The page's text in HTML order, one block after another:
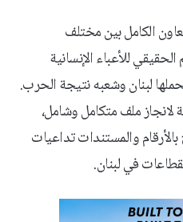
الكامل بين مختلف
للأعباء الإنسانية
لبنان وشعبه نتيجة الحرب.
لانجاز ملف متكامل وشامل،
والمستندات تداعيات
في لبنان.